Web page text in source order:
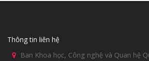
Thông tin liên hệ
Ban Khoa học, Công nghệ và Quan hệ